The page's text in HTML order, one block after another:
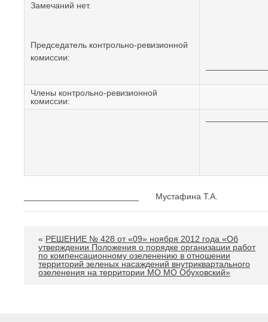
Замечаний нет.
Председатель контрольно-ревизионной
комиссии:
Члены контрольно-ревизионной
комиссии:
________________________ Мустафина Т.А.
« РЕШЕНИЕ № 428 от «09» ноября 2012 года «Об
утверждении Положения о порядке организации работ
по компенсационному озеленению в отношении
территорий зеленых насаждений внутриквартального
озеленения на территории МО МО Обуховский»